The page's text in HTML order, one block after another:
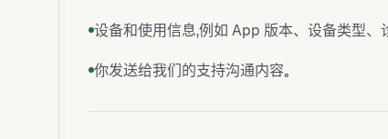
设备和使用信息，例如 App 版本、设备类型、
你发送给我们的支持沟通内容。